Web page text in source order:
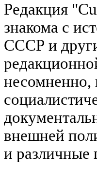
Редакция
знакома с
СССР и
несомненно,
внешней
и различные